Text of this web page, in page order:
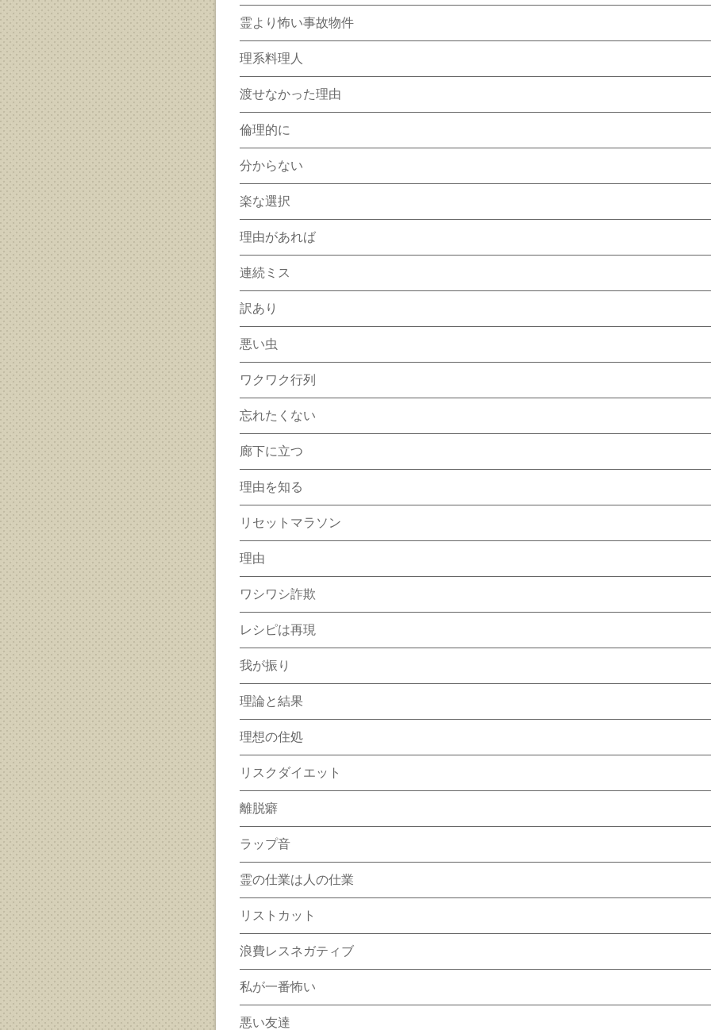
霊より怖い事故物件
理系料理人
渡せなかった理由
倫理的に
分からない
楽な選択
理由があれば
連続ミス
訳あり
悪い虫
ワクワク行列
忘れたくない
廊下に立つ
理由を知る
リセットマラソン
理由
ワシワシ詐欺
レシピは再現
我が振り
理論と結果
理想の住処
リスクダイエット
離脱癖
ラップ音
霊の仕業は人の仕業
リストカット
浪費レスネガティブ
私が一番怖い
悪い友達